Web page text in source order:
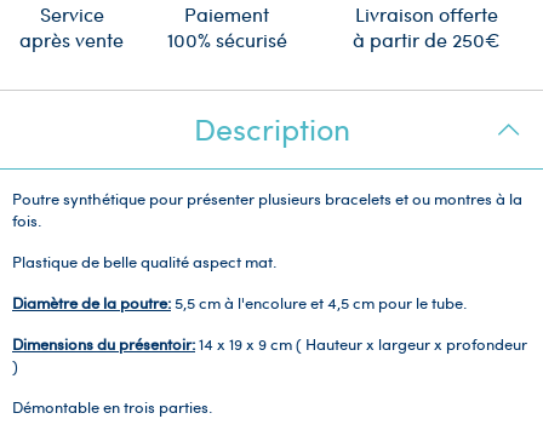
Service
après vente
Paiement
100% sécurisé
Livraison offerte
à partir de 250€
Description
Poutre synthétique pour présenter plusieurs bracelets et ou montres à la
fois.
Plastique de belle qualité aspect mat.
Diamètre de la poutre:5,5 cm à l'encolure et 4,5 cm pour le tube.
Dimensions du présentoir:14 x 19 x 9 cm ( Hauteur x largeur x profondeur
)
Démontable en trois parties.